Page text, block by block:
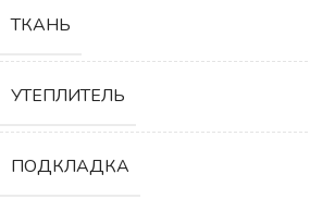
ТКАНЬ
УТЕПЛИТЕЛЬ
ПОДКЛАДКА